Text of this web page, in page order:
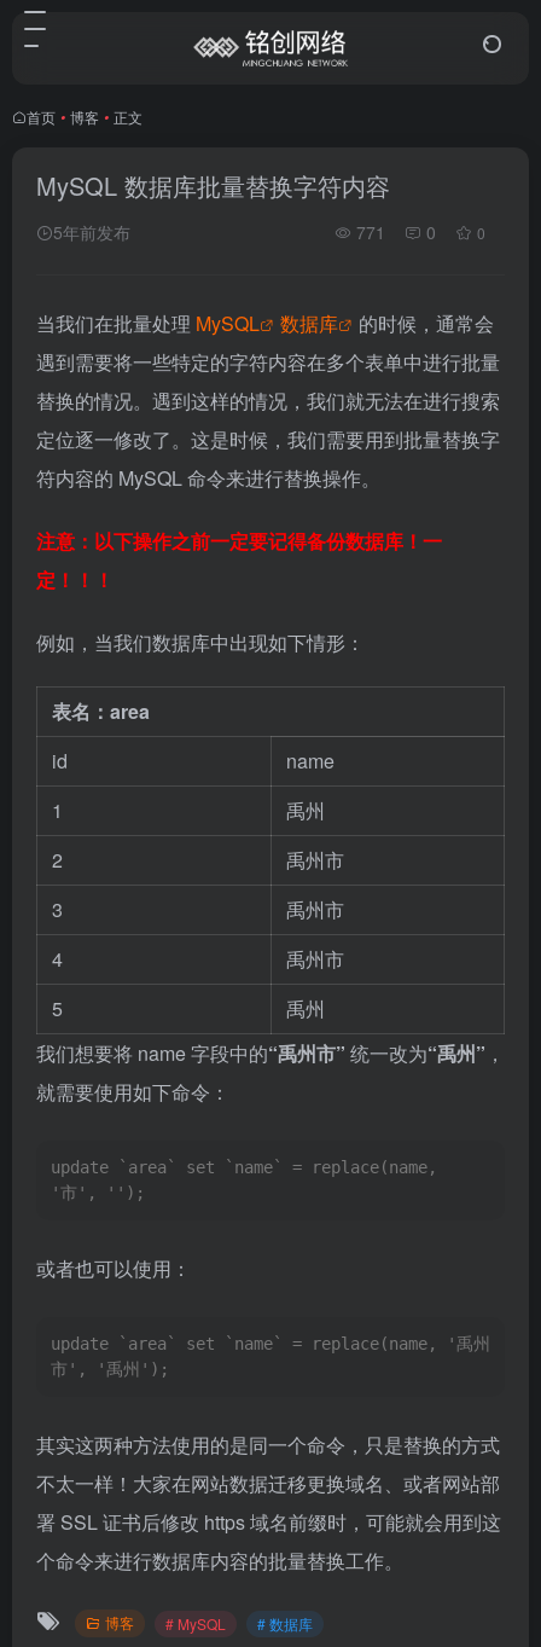
首页 • 博客 • 正文
MySQL 数据库批量替换字符内容
5年前发布 771 0 0
当我们在批量处理 MySQL 数据库
的时候，通常会
遇到需要将一些特定的字符内容在多个表单中进行批量
替换的情况。遇到这样的情况，我们就无法在进行搜索
定位逐一修改了。这是时候，我们需要用到批量替换字
符内容的 MySQL 命令来进行替换操作。
注意：以下操作之前一定要记得备份数据库！一
定！！！
例如，当我们数据库中出现如下情形：
表名：area
id
name
1
禹州
2
禹州市
3
禹州市
4
禹州市
5
禹州
我们想要将 name 字段中的“禹州市” 统一改为“禹州” ，
就需要使用如下命令：
update `area` set `name` = replace(name,
'市', '');
或者也可以使用：
update `area` set `name` = replace(name, '禹州
市', '禹州');
其实这两种方法使用的是同一个命令，只是替换的方式
不太一样！大家在网站数据迁移更换域名、或者网站部
署 SSL 证书后修改 https 域名前缀时，可能就会用到这
个命令来进行数据库内容的批量替换工作。
博客 # MySQL # 数据库